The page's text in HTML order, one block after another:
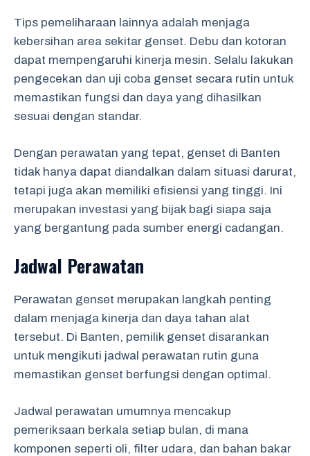
Tips pemeliharaan lainnya adalah menjaga
kebersihan area sekitar genset. Debu dan kotoran
dapat mempengaruhi kinerja mesin. Selalu lakukan
pengecekan dan uji coba genset secara rutin untuk
memastikan fungsi dan daya yang dihasilkan
sesuai dengan standar.
Dengan perawatan yang tepat, genset di Banten
tidak hanya dapat diandalkan dalam situasi darurat,
tetapi juga akan memiliki efisiensi yang tinggi. Ini
merupakan investasi yang bijak bagi siapa saja
yang bergantung pada sumber energi cadangan.
Jadwal Perawatan
Perawatan genset merupakan langkah penting
dalam menjaga kinerja dan daya tahan alat
tersebut. Di Banten, pemilik genset disarankan
untuk mengikuti jadwal perawatan rutin guna
memastikan genset berfungsi dengan optimal.
Jadwal perawatan umumnya mencakup
pemeriksaan berkala setiap bulan, di mana
komponen seperti oli, filter udara, dan bahan bakar